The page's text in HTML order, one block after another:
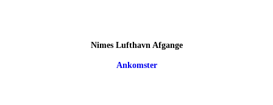
Nimes Lufthavn Afgange
Ankomster